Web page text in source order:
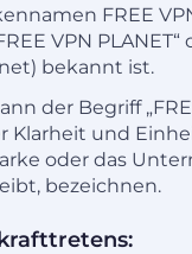
FREE
VPN PLANET“
bekannt ist.
der Begriff
Klarheit und
oder das
bezeichnen.